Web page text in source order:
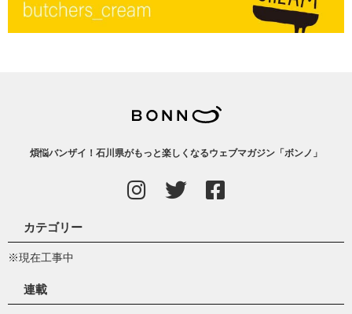
煩悩バンザイ！石川県がもっと楽しくなるウェブマガジン「ボンノ」
カテゴリー
※現在工事中
連載